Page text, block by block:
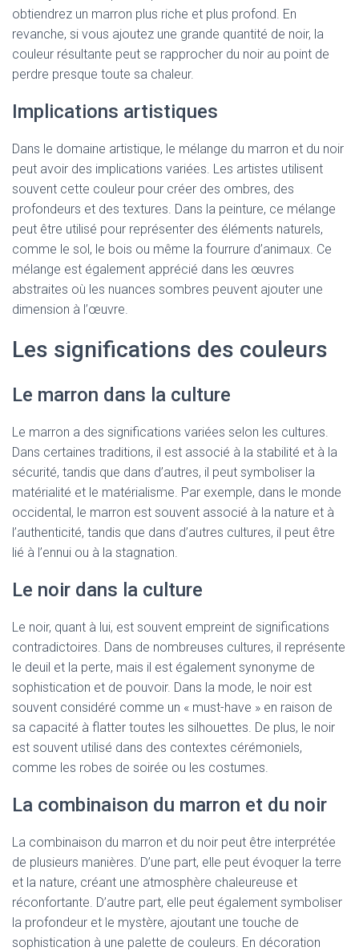
obtiendrez un marron plus riche et plus profond. En
revanche, si vous ajoutez une grande quantité de noir, la
couleur résultante peut se rapprocher du noir au point de
perdre presque toute sa chaleur.
Implications artistiques
Dans le domaine artistique, le mélange du marron et du noir
peut avoir des implications variées. Les artistes utilisent
souvent cette couleur pour créer des ombres, des
profondeurs et des textures. Dans la peinture, ce mélange
peut être utilisé pour représenter des éléments naturels,
comme le sol, le bois ou même la fourrure d’animaux. Ce
mélange est également apprécié dans les œuvres
abstraites où les nuances sombres peuvent ajouter une
dimension à l’œuvre.
Les significations des couleurs
Le marron dans la culture
Le marron a des significations variées selon les cultures.
Dans certaines traditions, il est associé à la stabilité et à la
sécurité, tandis que dans d’autres, il peut symboliser la
matérialité et le matérialisme. Par exemple, dans le monde
occidental, le marron est souvent associé à la nature et à
l’authenticité, tandis que dans d’autres cultures, il peut être
lié à l’ennui ou à la stagnation.
Le noir dans la culture
Le noir, quant à lui, est souvent empreint de significations
contradictoires. Dans de nombreuses cultures, il représente
le deuil et la perte, mais il est également synonyme de
sophistication et de pouvoir. Dans la mode, le noir est
souvent considéré comme un « must-have » en raison de
sa capacité à flatter toutes les silhouettes. De plus, le noir
est souvent utilisé dans des contextes cérémoniels,
comme les robes de soirée ou les costumes.
La combinaison du marron et du noir
La combinaison du marron et du noir peut être interprétée
de plusieurs manières. D’une part, elle peut évoquer la terre
et la nature, créant une atmosphère chaleureuse et
réconfortante. D’autre part, elle peut également symboliser
la profondeur et le mystère, ajoutant une touche de
sophistication à une palette de couleurs. En décoration